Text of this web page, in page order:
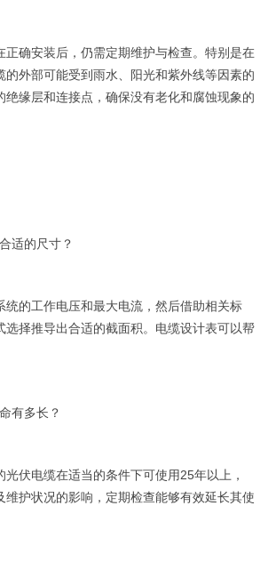
正确安装后，仍需定期维护与检查。特别是在
的外部可能受到雨水、阳光和紫外线等因素的
绝缘层和连接点，确保没有老化和腐蚀现象的
适的尺寸？
统的工作电压和最大电流，然后借助相关标
选择推导出合适的截面积。电缆设计表可以帮
有多长？
伏电缆在适当的条件下可使用25年以上，
维护状况的影响，定期检查能够有效延长其使